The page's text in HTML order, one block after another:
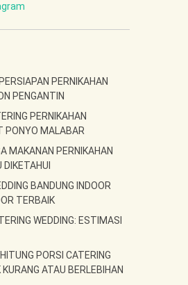
PERNIKAHAN
PENGANTIN
PERNIKAHAN
PONYO MALABAR
MAKANAN PERNIKAHAN
DIKETAHUI
BANDUNG INDOOR
TERBAIK
WEDDING: ESTIMASI
PORSI CATERING
ATAU BERLEBIHAN